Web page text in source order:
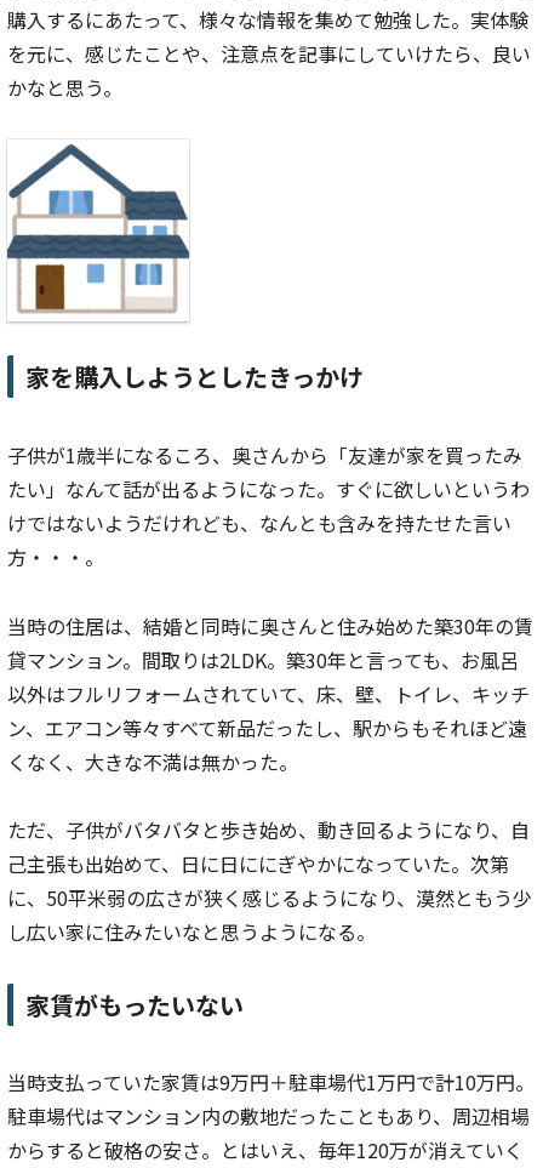
購入するにあたって、様々な情報を集めて勉強した。実体験
を元に、感じたことや、注意点を記事にしていけたら、良い
かなと思う。
家を購入しようとしたきっかけ
子供が1歳半になるころ、奥さんから「友達が家を買ったみ
たい」なんて話が出るようになった。すぐに欲しいというわ
けではないようだけれども、なんとも含みを持たせた言い
方・・・。
当時の住居は、結婚と同時に奥さんと住み始めた築30年の賃
貸マンション。間取りは2LDK。築30年と言っても、お風呂
以外はフルリフォームされていて、床、壁、トイレ、キッチ
ン、エアコン等々すべて新品だったし、駅からもそれほど遠
くなく、大きな不満は無かった。
ただ、子供がバタバタと歩き始め、動き回るようになり、自
己主張も出始めて、日に日ににぎやかになっていた。次第
に、50平米弱の広さが狭く感じるようになり、漠然ともう少
し広い家に住みたいなと思うようになる。
家賃がもったいない
当時支払っていた家賃は9万円＋駐車場代1万円で計10万円。
駐車場代はマンション内の敷地だったこともあり、周辺相場
からすると破格の安さ。とはいえ、毎年120万が消えていく